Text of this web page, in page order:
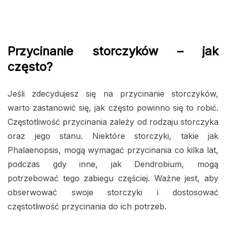
Przycinanie storczyków – jak
często?
Jeśli zdecydujesz się na przycinanie storczyków,
warto zastanowić się, jak często powinno się to robić.
Częstotliwość przycinania zależy od rodzaju storczyka
oraz jego stanu. Niektóre storczyki, takie jak
Phalaenopsis, mogą wymagać przycinania co kilka lat,
podczas gdy inne, jak Dendrobium, mogą
potrzebować tego zabiegu częściej. Ważne jest, aby
obserwować swoje storczyki i dostosować
częstotliwość przycinania do ich potrzeb.